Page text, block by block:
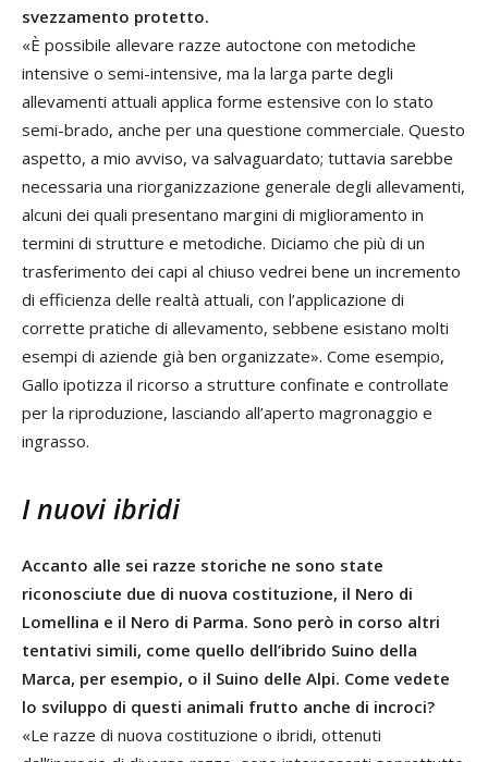
svezzamento protetto.
«È possibile allevare razze autoctone con metodiche
intensive o semi-intensive, ma la larga parte degli
allevamenti attuali applica forme estensive con lo stato
semi-brado, anche per una questione commerciale. Questo
aspetto, a mio avviso, va salvaguardato; tuttavia sarebbe
necessaria una riorganizzazione generale degli allevamenti,
alcuni dei quali presentano margini di miglioramento in
termini di strutture e metodiche. Diciamo che più di un
trasferimento dei capi al chiuso vedrei bene un incremento
di efficienza delle realtà attuali, con l’applicazione di
corrette pratiche di allevamento, sebbene esistano molti
esempi di aziende già ben organizzate». Come esempio,
Gallo ipotizza il ricorso a strutture confinate e controllate
per la riproduzione, lasciando all’aperto magronaggio e
ingrasso.
I nuovi ibridi
Accanto alle sei razze storiche ne sono state
riconosciute due di nuova costituzione, il Nero di
Lomellina e il Nero di Parma. Sono però in corso altri
tentativi simili, come quello dell’ibrido Suino della
Marca, per esempio, o il Suino delle Alpi. Come vedete
lo sviluppo di questi animali frutto anche di incroci?
«Le razze di nuova costituzione o ibridi, ottenuti